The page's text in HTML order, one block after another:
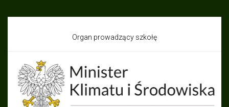
Organ prowadzący szkołę